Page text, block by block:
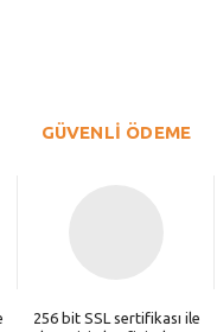
GÜVENLİ ÖDEME
256 bit SSL sertifikası ile